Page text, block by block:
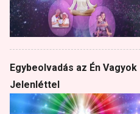
Egybeolvadás az Én Vagyok
Jelenléttel